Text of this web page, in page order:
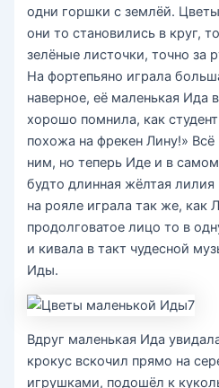
одни горшки с землёй.
они то становились в круг,
зелёные листочки, точно за
На фортепьяно играла
наверное, её маленькая Ида
хорошо помнила, как
похожа на фрекен Лину!»
ним, но теперь Иде и в
будто длинная жёлтая
на рояле играла так же, как
продолговатое лицо то в
и кивала в такт чудесной
Иды.
Вдруг маленькая Ида
крокус вскочил прямо на
игрушками, подошёл к